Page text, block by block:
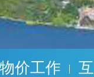
物价工作